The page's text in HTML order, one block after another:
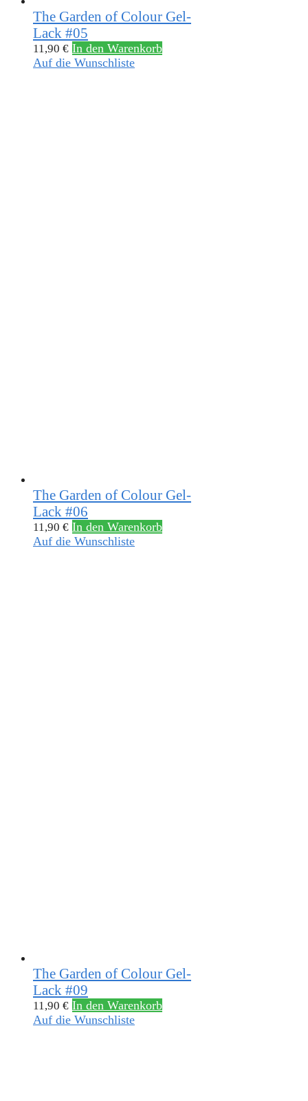
The Garden of Colour Gel-
Lack #05
11,90 € In den Warenkorb
Auf die Wunschliste
The Garden of Colour Gel-
Lack #06
11,90 € In den Warenkorb
Auf die Wunschliste
The Garden of Colour Gel-
Lack #09
11,90 € In den Warenkorb
Auf die Wunschliste